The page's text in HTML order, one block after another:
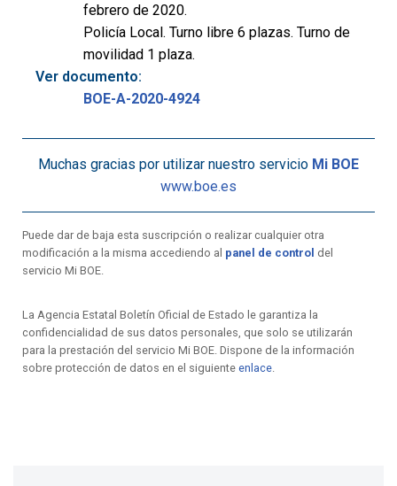
febrero de 2020.
Policía Local. Turno libre 6 plazas. Turno de
movilidad 1 plaza.
Ver documento:
BOE-A-2020-4924
Muchas gracias por utilizar nuestro servicio Mi BOE
www.boe.es
Puede dar de baja esta suscripción o realizar cualquier otra
modificación a la misma accediendo al panel de control del
servicio Mi BOE.
La Agencia Estatal Boletín Oficial de Estado le garantiza la
confidencialidad de sus datos personales, que solo se utilizarán
para la prestación del servicio Mi BOE. Dispone de la información
sobre protección de datos en el siguiente enlace